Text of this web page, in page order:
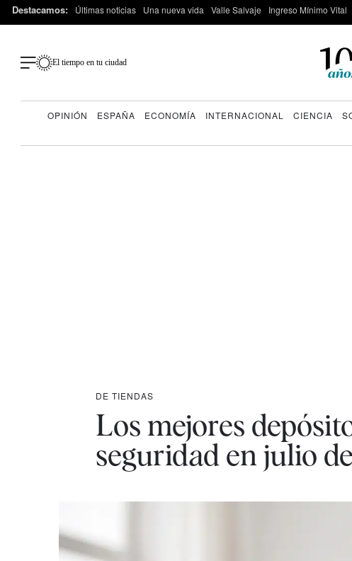
Destacamos: Últimas noticias Una nueva vida Valle Salvaje Ingreso Mínimo Vital
El tiempo en tu ciudad
OPINIÓN ESPAÑA ECONOMÍA INTERNACIONAL CIENCIA
DE TIENDAS
Los mejores
seguridad en julio